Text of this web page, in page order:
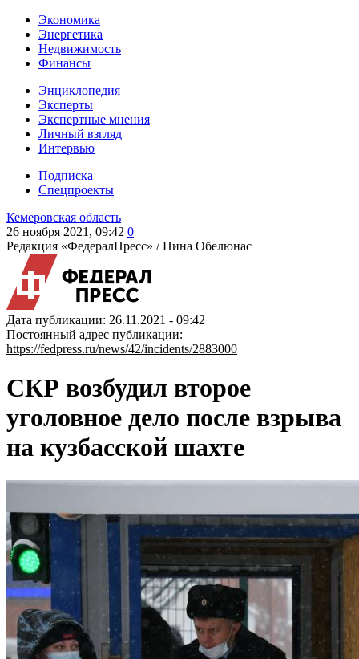
Экономика
Энергетика
Недвижимость
Финансы
Энциклопедия
Эксперты
Экспертные мнения
Личный взгляд
Интервью
Подписка
Спецпроекты
Кемеровская область
26 ноября 2021, 09:42 0
Редакция «ФедералПресс» /Нина Обелюнас
Дата публикации: 26.11.2021 - 09:42
Постоянный адрес публикации:
https://fedpress.ru/news/42/incidents/2883000
СКР возбудил второе
уголовное дело после взрыва
на кузбасской шахте